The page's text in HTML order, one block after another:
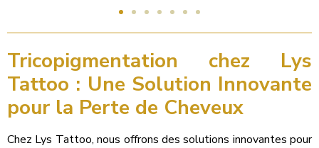
Tricopigmentation chez Lys
Tattoo : Une Solution Innovante
pour la Perte de Cheveux
Chez Lys Tattoo, nous offrons des solutions innovantes pour